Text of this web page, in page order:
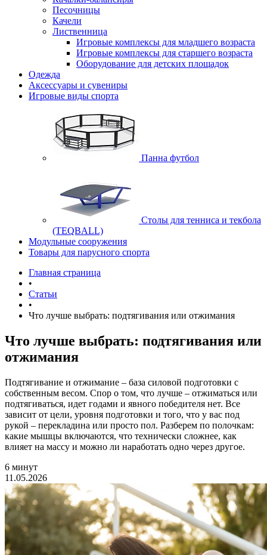
Песочницы
Качели
Лиственница
Игровые комплексы для младшего возраста
Игровые комплексы для старшего возраста
Оборудование для детских площадок
Одежда
Аксессуары и сувениры
Игровые виды спорта
Панна футбол
Cтолы для тенниса и текбола
(TEQBALL)
Модульные сооружения
Товары для парусного спорта
Главная страница
•
Статьи
•
Что лучше выбрать: подтягивания или отжимания
Что лучше выбрать: подтягивания или
отжимания
Подтягивание и отжимание – база силовой подготовки с
собственным весом. Спор о том, что лучше – отжиматься или
подтягиваться, идет годами и явного победителя нет. Все
зависит от цели, уровня подготовки и того, что у вас под
рукой – перекладина или просто пол. Разберем по полочкам:
какие мышцы включаются, что технически сложнее, как
влияет на массу и можно ли наработать одно через другое.
6 минут
11.05.2026